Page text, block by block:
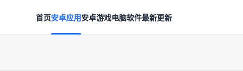
首页安卓应用安卓游戏电脑软件最新更新